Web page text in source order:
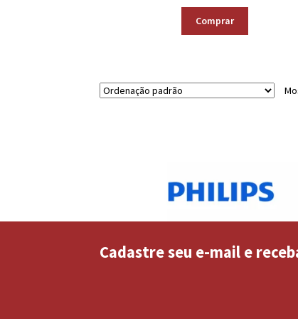
Comprar
Cadastre seu e-mail e